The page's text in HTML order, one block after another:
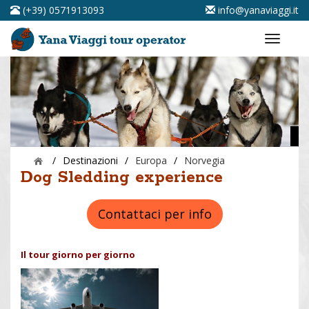
(+39) 0571913093 info@yanaviaggi.it
/ Destinazioni / Europa / Norvegia
Dog Sledding experience
Contattaci per info
Il tour giorno per giorno